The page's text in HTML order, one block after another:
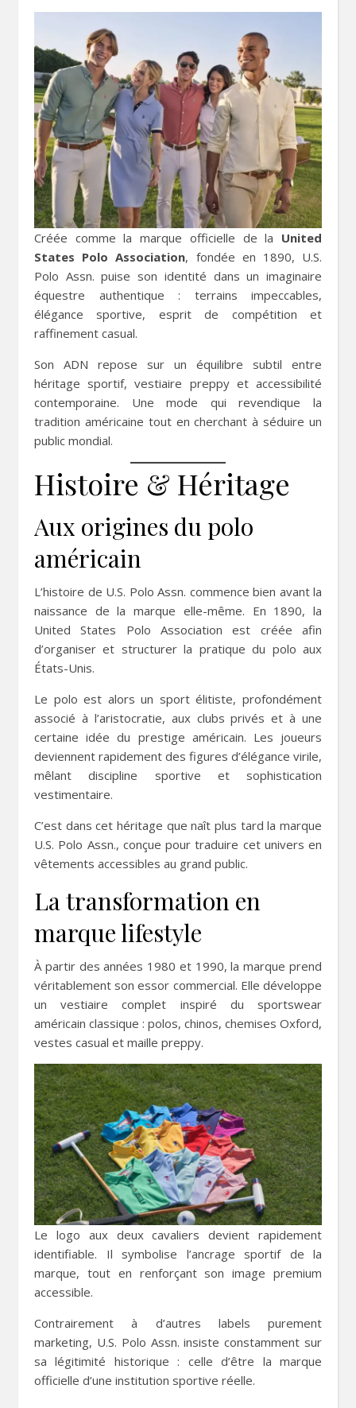
Créée comme la marque officielle de la United
States Polo Association, fondée en 1890, U.S.
Polo Assn. puise son identité dans un imaginaire
équestre authentique : terrains impeccables,
élégance sportive, esprit de compétition et
raffinement casual.
Son ADN repose sur un équilibre subtil entre
héritage sportif, vestiaire preppy et accessibilité
contemporaine. Une mode qui revendique la
tradition américaine tout en cherchant à séduire un
public mondial.
Histoire & Héritage
Aux origines du polo
américain
L’histoire de U.S. Polo Assn. commence bien avant la
naissance de la marque elle-même. En 1890, la
United States Polo Association est créée afin
d’organiser et structurer la pratique du polo aux
États-Unis.
Le polo est alors un sport élitiste, profondément
associé à l’aristocratie, aux clubs privés et à une
certaine idée du prestige américain. Les joueurs
deviennent rapidement des figures d’élégance virile,
mêlant discipline sportive et sophistication
vestimentaire.
C’est dans cet héritage que naît plus tard la marque
U.S. Polo Assn., conçue pour traduire cet univers en
vêtements accessibles au grand public.
La transformation en
marque lifestyle
À partir des années 1980 et 1990, la marque prend
véritablement son essor commercial. Elle développe
un vestiaire complet inspiré du sportswear
américain classique : polos, chinos, chemises Oxford,
vestes casual et maille preppy.
Le logo aux deux cavaliers devient rapidement
identifiable. Il symbolise l’ancrage sportif de la
marque, tout en renforçant son image premium
accessible.
Contrairement à d’autres labels purement
marketing, U.S. Polo Assn. insiste constamment sur
sa légitimité historique : celle d’être la marque
officielle d’une institution sportive réelle.